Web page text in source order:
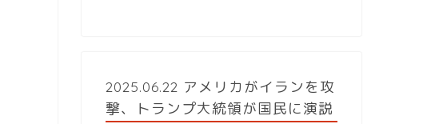
2025.06.22 アメリカがイランを攻
撃、トランプ大統領が国民に演説